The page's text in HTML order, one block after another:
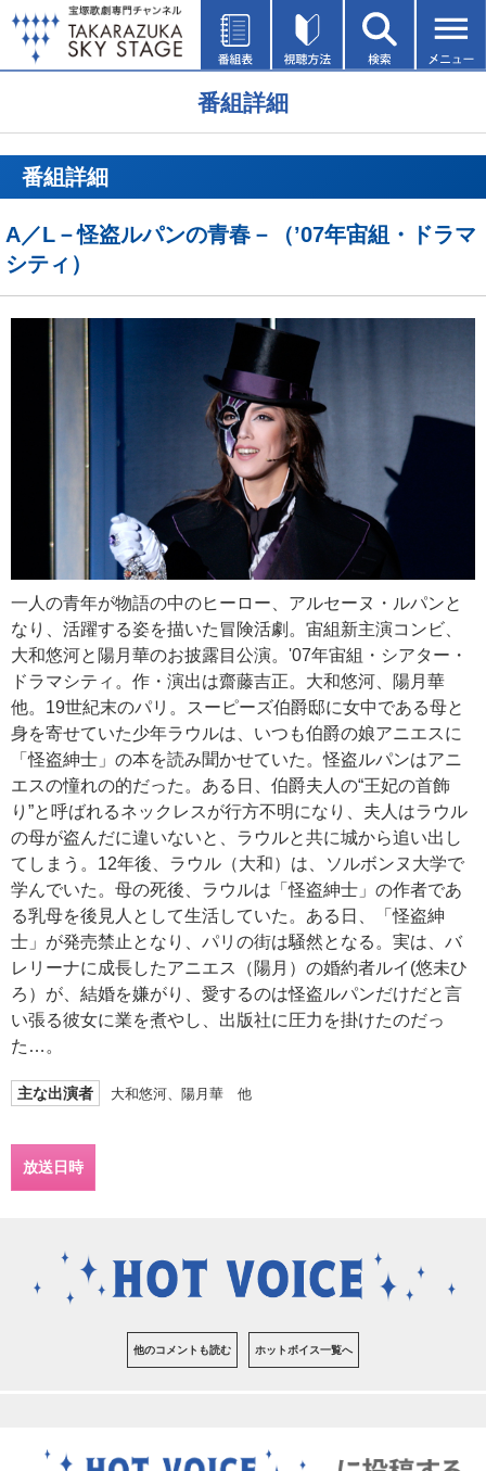
番組詳細
番組詳細
A／L－怪盗ルパンの青春－（’07年宙組・ドラマ
シティ）
一人の青年が物語の中のヒーロー、アルセーヌ・ルパンと
なり、活躍する姿を描いた冒険活劇。宙組新主演コンビ、
大和悠河と陽月華のお披露目公演。'07年宙組・シアター・
ドラマシティ。作・演出は齋藤吉正。大和悠河、陽月華
他。19世紀末のパリ。スーピーズ伯爵邸に女中である母と
身を寄せていた少年ラウルは、いつも伯爵の娘アニエスに
「怪盗紳士」の本を読み聞かせていた。怪盗ルパンはアニ
エスの憧れの的だった。ある日、伯爵夫人の“王妃の首飾
り”と呼ばれるネックレスが行方不明になり、夫人はラウル
の母が盗んだに違いないと、ラウルと共に城から追い出し
てしまう。12年後、ラウル（大和）は、ソルボンヌ大学で
学んでいた。母の死後、ラウルは「怪盗紳士」の作者であ
る乳母を後見人として生活していた。ある日、「怪盗紳
士」が発売禁止となり、パリの街は騒然となる。実は、バ
レリーナに成長したアニエス（陽月）の婚約者ルイ(悠未ひ
ろ）が、結婚を嫌がり、愛するのは怪盗ルパンだけだと言
い張る彼女に業を煮やし、出版社に圧力を掛けたのだっ
た…。
主な出演者 大和悠河、陽月華 他
放送日時
他のコメントも読む ホットボイス一覧へ